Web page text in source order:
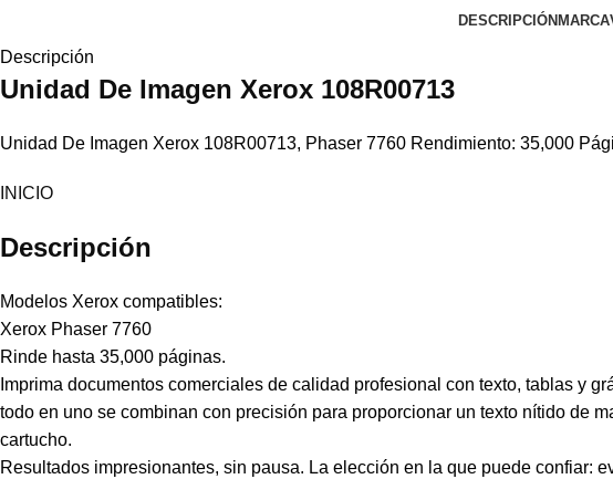
DESCRIPCIÓNMARCA
Descripción
Unidad De Imagen Xerox 108R00713
Unidad De Imagen Xerox 108R00713, Phaser 7760 Rendimiento: 35,000
INICIO
Descripción
Modelos Xerox compatibles:
Xerox Phaser 7760
Rinde hasta 35,000 páginas.
Imprima documentos comerciales de calidad profesional con texto, tablas y
todo en uno se combinan con precisión para proporcionar un texto nítido de
cartucho.
Resultados impresionantes, sin pausa. La elección en la que puede confiar: